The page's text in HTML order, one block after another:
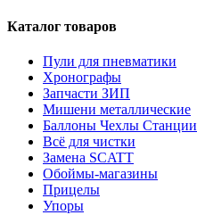
Каталог товаров
Пули для пневматики
Хронографы
Запчасти ЗИП
Мишени металлические
Баллоны Чехлы Станции
Всё для чистки
Замена SCATT
Обоймы-магазины
Прицелы
Упоры